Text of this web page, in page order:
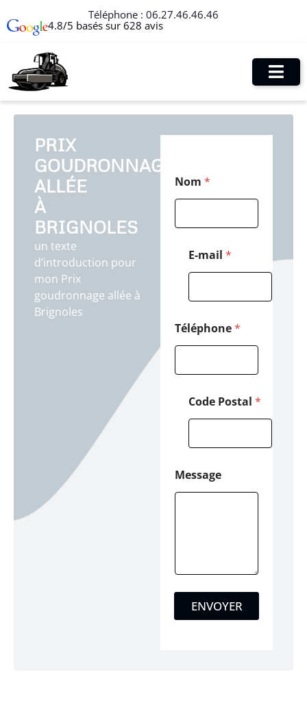
Téléphone : 06.27.46.46.46
4.8/5 basés sur 628 avis
PRIX
GOUDRONNAGE
ALLÉE
À
BRIGNOLES
un texte
d’introduction pour
mon Prix
goudronnage allée à
Brignoles
Nom *
E-mail *
Téléphone*
Code Postal *
e
Message
ENVOYER